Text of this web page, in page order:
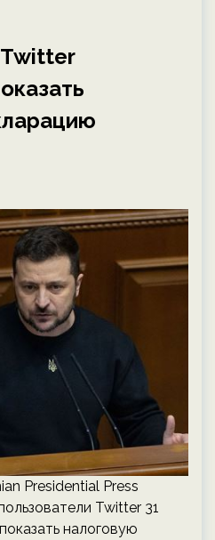
Presidential Press
Twitter 31
налоговую